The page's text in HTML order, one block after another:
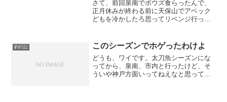
さて、前回泉南でボウズ食らったんで、
正月休みが終わる前に天保山でアベック
どもを冷かしたろ思ってリベンジ行って
っちらおっちら歩いて海遊館裏というか
水上警察前までやってきた...
釣行記 このシーズンでホゲったわけよ
どうも、ワイです。太刀魚シーズンにな
ってから、泉南、市内と行ったけど、そ
ういや神戸方面いってねえなと思って、